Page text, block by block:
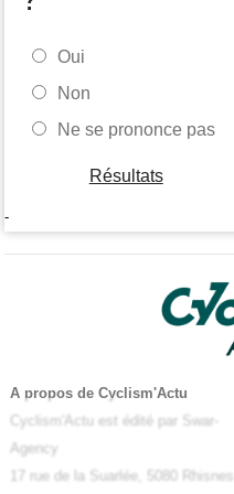
Oui
Non
Ne se prononce pas
Résultats
-
A propos de Cyclism'Actu
Cyclism'Actu est édité par Swar-
Agency
17 rue de la Suarlée, 5080 Rhisnes